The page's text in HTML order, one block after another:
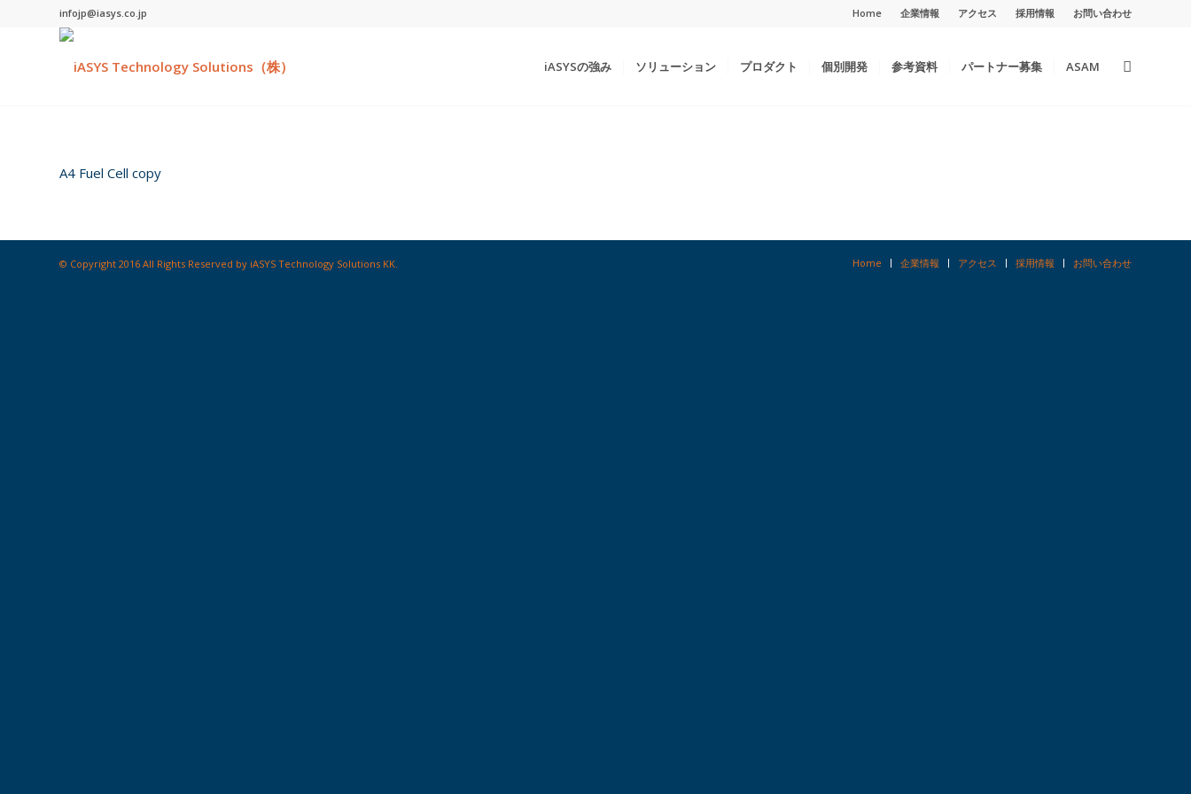
Home 企業情報 アクセス 採用情報 お問い合わせ
infojp@iasys.co.jp
iASYSの強み ソリューション プロダクト 個別開発 参考資料 パートナー募集 ASAM
A4 Fuel Cell copy
© Copyright 2016 All Rights Reserved by iASYS Technology Solutions KK. Home 企業情報 アクセス 採用情報 お問い合わせ